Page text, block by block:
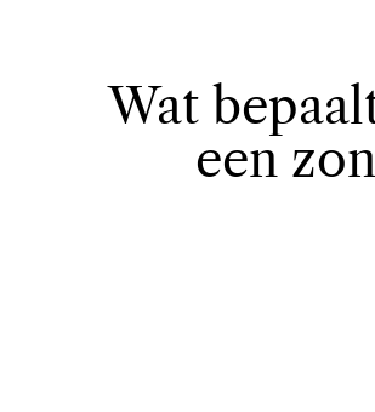
Wat
een